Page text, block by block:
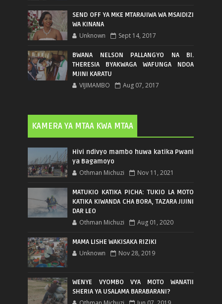
SEND OFF YA MKE MTARAJIWA WA MSAIDIZI
WA KINANA
Unknown Sept 14, 2017
BWANA NELSON PALLANGYO NA BI.
THERESIA BYAKWAGA WAFUNGA NDOA
MJINI KARATU
VIJIMAMBO Aug 07, 2017
KAMERA YA MTAA KWA MTAA
Hivi ndivyo mambo huwa katika Pwani
ya Bagamoyo
Othman Michuzi Nov 11, 2021
MATUKIO KATIKA PICHA: TUKIO LA MOTO
KATIKA KIWANDA CHA BORA, TAZARA JIJINI
DAR LEO
Othman Michuzi Aug 01, 2020
MAMA LISHE WAKISAKA RIZIKI
Unknown Nov 28, 2019
WENYE VYOMBO VYA MOTO WANATII
SHERIA YA USALAMA BARABARANI?